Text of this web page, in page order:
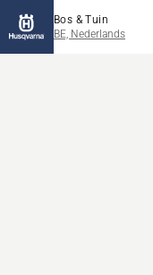
Bos & Tuin
BE, Nederlands